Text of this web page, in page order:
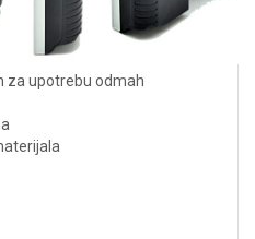
za upotrebu odmah